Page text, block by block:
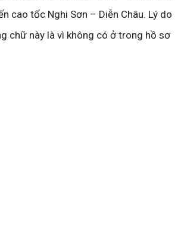
cao tốc Nghi Sơn – Diễn Châu. Lý do
chữ này là vì không có ở trong hồ sơ